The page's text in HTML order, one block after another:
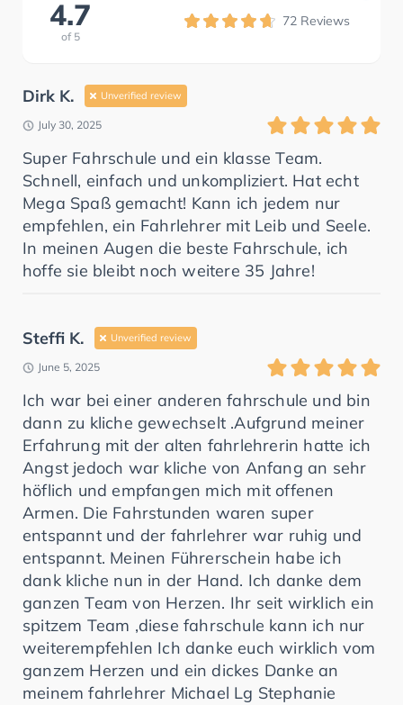
4.7
of 5
72 Reviews
Dirk K. Unverified review
July 30, 2025
Super Fahrschule und ein klasse Team.
Schnell, einfach und unkompliziert. Hat echt
Mega Spaß gemacht! Kann ich jedem nur
empfehlen, ein Fahrlehrer mit Leib und Seele.
In meinen Augen die beste Fahrschule, ich
hoffe sie bleibt noch weitere 35 Jahre!
Steffi K. Unverified review
June 5, 2025
Ich war bei einer anderen fahrschule und bin
dann zu kliche gewechselt .Aufgrund meiner
Erfahrung mit der alten fahrlehrerin hatte ich
Angst jedoch war kliche von Anfang an sehr
höflich und empfangen mich mit offenen
Armen. Die Fahrstunden waren super
entspannt und der fahrlehrer war ruhig und
entspannt. Meinen Führerschein habe ich
dank kliche nun in der Hand. Ich danke dem
ganzen Team von Herzen. Ihr seit wirklich ein
spitzem Team ,diese fahrschule kann ich nur
weiterempfehlen Ich danke euch wirklich vom
ganzem Herzen und ein dickes Danke an
meinem fahrlehrer Michael Lg Stephanie